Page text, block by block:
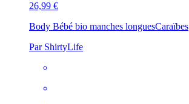
26,99 €
Body Bébé bio manches longuesCaraïbes
Par ShirtyLife